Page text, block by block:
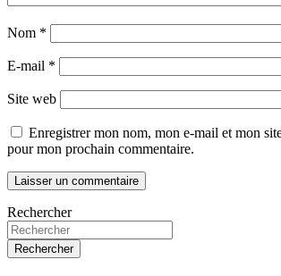
Nom *
E-mail *
Site web
Enregistrer mon nom, mon e-mail et mon
pour mon prochain commentaire.
Rechercher
Rechercher